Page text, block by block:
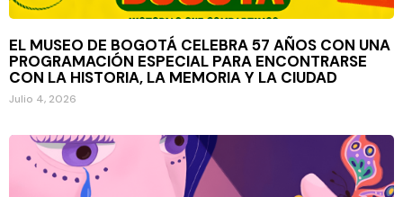
EL MUSEO DE BOGOTÁ CELEBRA 57 AÑOS CON UNA
PROGRAMACIÓN ESPECIAL PARA ENCONTRARSE
CON LA HISTORIA, LA MEMORIA Y LA CIUDAD
Julio 4, 2026